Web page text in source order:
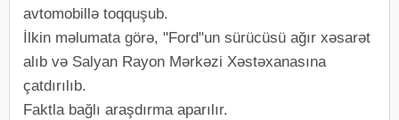
avtomobillə toqquşub.
İlkin məlumata görə, "Ford"un sürücüsü ağır xəsarət
alıb və Salyan Rayon Mərkəzi Xəstəxanasına
çatdırılıb.
Faktla bağlı araşdırma aparılır.